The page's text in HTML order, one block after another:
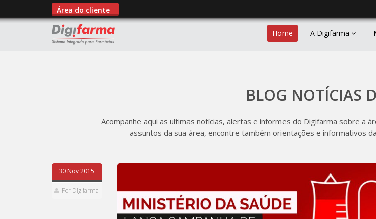
Área do cliente
Home A Digifarma
BLOG NOTÍCIAS
Acompanhe aqui as ultimas notícias, alertas e informes do Digifarma sobre a
assuntos da sua área, encontre também orientações e informativos
30 Nov 2015
Por Digifarma